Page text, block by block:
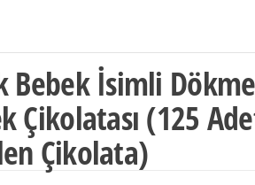
Bebek İsimli Dökme
Çikolatası (125
Çikolata)